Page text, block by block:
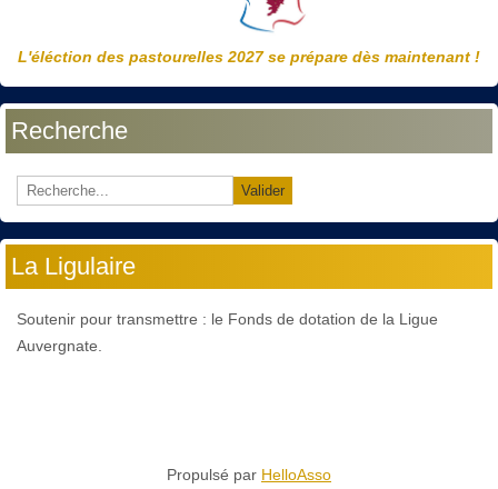
L'éléction des pastourelles 2027 se prépare dès maintenant !
Recherche
Valider
La Ligulaire
Soutenir pour transmettre : le Fonds de dotation de la Ligue
Auvergnate.
Propulsé par HelloAsso